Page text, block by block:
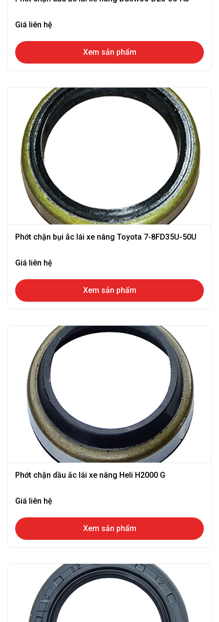
Giá liên hệ
Xem sản phẩm
Phớt chặn bụi ắc lái xe nâng Toyota 7-8FD35U-50U
Giá liên hệ
Xem sản phẩm
Phớt chặn dầu ắc lái xe nâng Heli H2000 G
Giá liên hệ
Xem sản phẩm